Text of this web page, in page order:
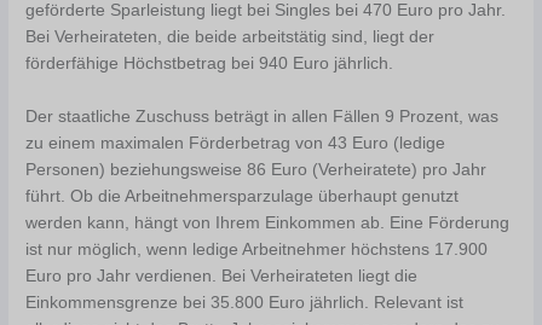
geförderte Sparleistung liegt bei Singles bei 470 Euro pro Jahr.
Bei Verheirateten, die beide arbeitstätig sind, liegt der
förderfähige Höchstbetrag bei 940 Euro jährlich.
Der staatliche Zuschuss beträgt in allen Fällen 9 Prozent, was
zu einem maximalen Förderbetrag von 43 Euro (ledige
Personen) beziehungsweise 86 Euro (Verheiratete) pro Jahr
führt. Ob die Arbeitnehmersparzulage überhaupt genutzt
werden kann, hängt von Ihrem Einkommen ab. Eine Förderung
ist nur möglich, wenn ledige Arbeitnehmer höchstens 17.900
Euro pro Jahr verdienen. Bei Verheirateten liegt die
Einkommensgrenze bei 35.800 Euro jährlich. Relevant ist